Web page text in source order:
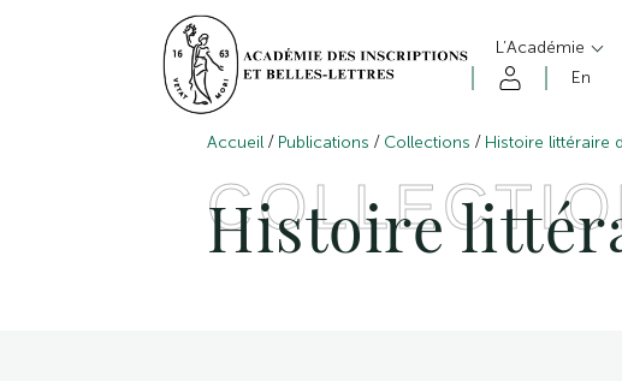
L’Académie
En
Accueil / Publications / Collections / Histoire littéraire
Histoire